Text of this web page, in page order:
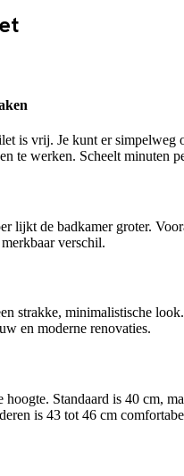
is vrij. Je kunt er simpelweg
te werken. Scheelt minuten
lijkt de badkamer groter.
verschil.
strakke, minimalistische
en moderne renovaties.
hoogte. Standaard is 40 cm,
is 43 tot 46 cm